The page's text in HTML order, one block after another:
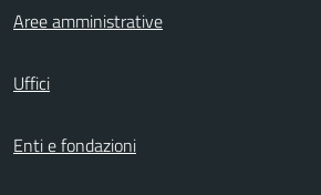
Aree amministrative
Uffici
Enti e fondazioni